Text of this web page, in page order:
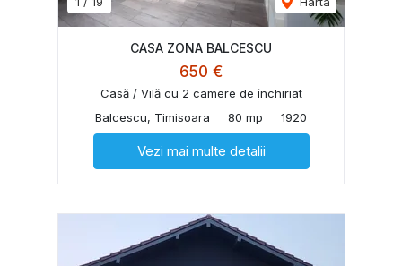
CASA ZONA BALCESCU
650 €
Casă / Vilă cu 2 camere de închiriat
Balcescu, Timisoara
80 mp 1920
Vezi mai multe detalii